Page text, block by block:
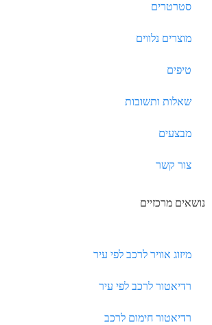
סטרטרים
מוצרים נלווים
טיפים
שאלות ותשובות
מבצעים
צור קשר
נושאים מרכזיים
מיזוג אוויר לרכב לפי עיר
רדיאטור לרכב לפי עיר
רדיאטור חימום לרכב